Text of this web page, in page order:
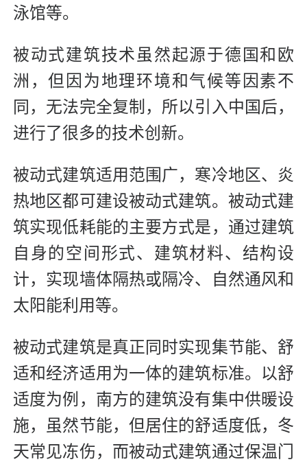
泳馆等。
被动式建筑技术虽然起源于德国和欧
洲，但因为地理环境和气候等因素不
同，无法完全复制，所以引入中国后，
进行了很多的技术创新。
被动式建筑适用范围广，寒冷地区、炎
热地区都可建设被动式建筑。被动式建
筑实现低耗能的主要方式是，通过建筑
自身的空间形式、建筑材料、结构设
计，实现墙体隔热或隔冷、自然通风和
太阳能利用等。
被动式建筑是真正同时实现集节能、舒
适和经济适用为一体的建筑标准。以舒
适度为例，南方的建筑没有集中供暖设
施，虽然节能，但居住的舒适度低，冬
天常见冻伤，而被动式建筑通过保温门